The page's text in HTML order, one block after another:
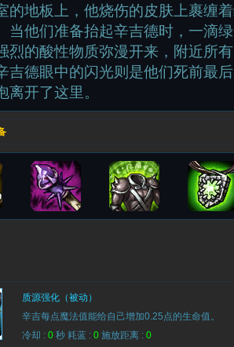
的地板上，他烧伤的皮肤上裹缠
当他们准备抬起辛吉德时，一滴
烈的酸性物质弥漫开来，附近所
吉德眼中的闪光则是他们死前最
离开了这里。
质源强化（被动）
辛吉每点魔法值能给自己增加0.25点的生命值。
冷却 :0 秒 耗蓝 :0 施放距离 :0